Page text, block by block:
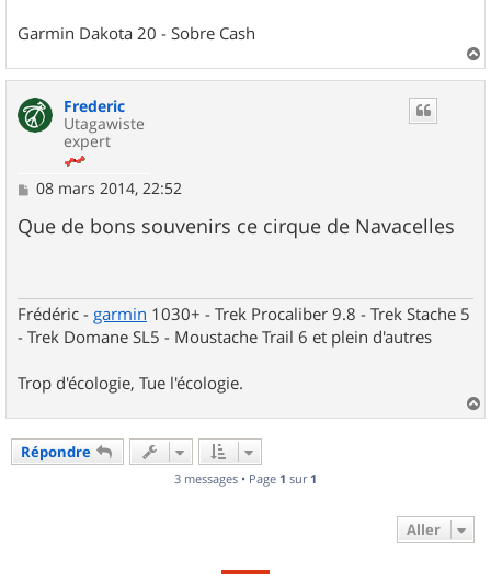
Garmin Dakota 20 - Sobre Cash
a
Frederic
Utagawiste
expert
M
s
s
08 mars 2014, 22:52
Que de bons souvenirs ce cirque de Navacelles
Frédéric - garmin 1030+ - Trek Procaliber 9.8 - Trek Stache 5
- Trek Domane SL5 - Moustache Trail 6 et plein d'autres
Trop d'écologie, Tue l'écologie.
a
Répondre
3 messages • Page 1 sur 1
Aller